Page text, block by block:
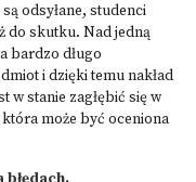
odsyłane, studenci
do skutku. Nad jedną
bardzo długo
i dzięki temu nakład
w stanie zagłębić się w
może być oceniona